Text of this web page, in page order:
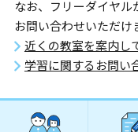
なお、フリーダイヤ
お問い合わせいただけ
近くの教室を案内し
学習に関するお問い